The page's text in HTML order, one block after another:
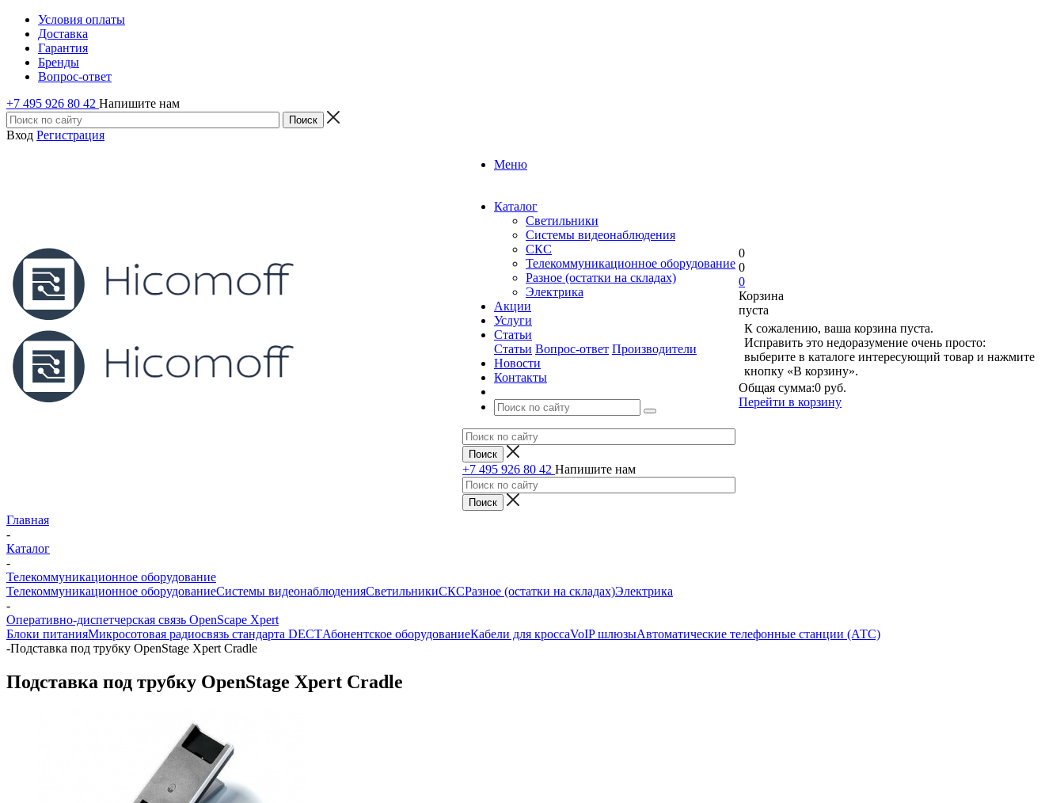
Условия оплаты
Доставка
Гарантия
Бренды
Вопрос-ответ
+7 495 926 80 42 Напишите нам
Вход Регистрация
Меню
Каталог
Светильники
Системы видеонаблюдения
СКС
Телекоммуникационное оборудование
Разное (остатки на складах)
Электрика
Акции
Услуги
Статьи
Статьи Вопрос-ответ Производители
Новости
Контакты
+7 495 926 80 42 Напишите нам
0
0
0
Корзина
пуста
К сожалению, ваша корзина пуста.
Исправить это недоразумение очень просто:
выберите в каталоге интересующий товар и нажмите
кнопку «В корзину».
Общая сумма:0 руб.
Перейти в корзину
Главная
-
Каталог
-
Телекоммуникационное оборудование
Телекоммуникационное оборудованиеСистемы видеонаблюденияСветильникиСКСРазное (остатки на складах)Электрика
-
Оперативно-диспетчерская связь OpenScape Xpert
Блоки питанияМикросотовая радиосвязь стандарта DECTАбонентское оборудованиеКабели для кроссаVoIP шлюзыАвтоматические телефонные станции (АТС)
-Подставка под трубку OpenStage Xpert Cradle
Подставка под трубку OpenStage Xpert Cradle